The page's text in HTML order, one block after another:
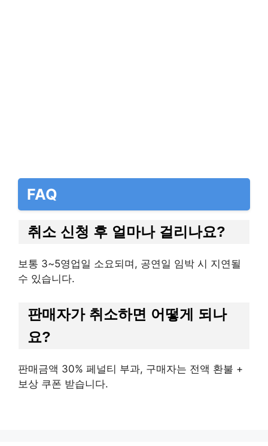
FAQ
취소 신청 후 얼마나 걸리나요?
보통 3~5영업일 소요되며, 공연일 임박 시 지연될
수 있습니다.
판매자가 취소하면 어떻게 되나
요?
판매금액 30% 페널티 부과, 구매자는 전액 환불 +
보상 쿠폰 받습니다.